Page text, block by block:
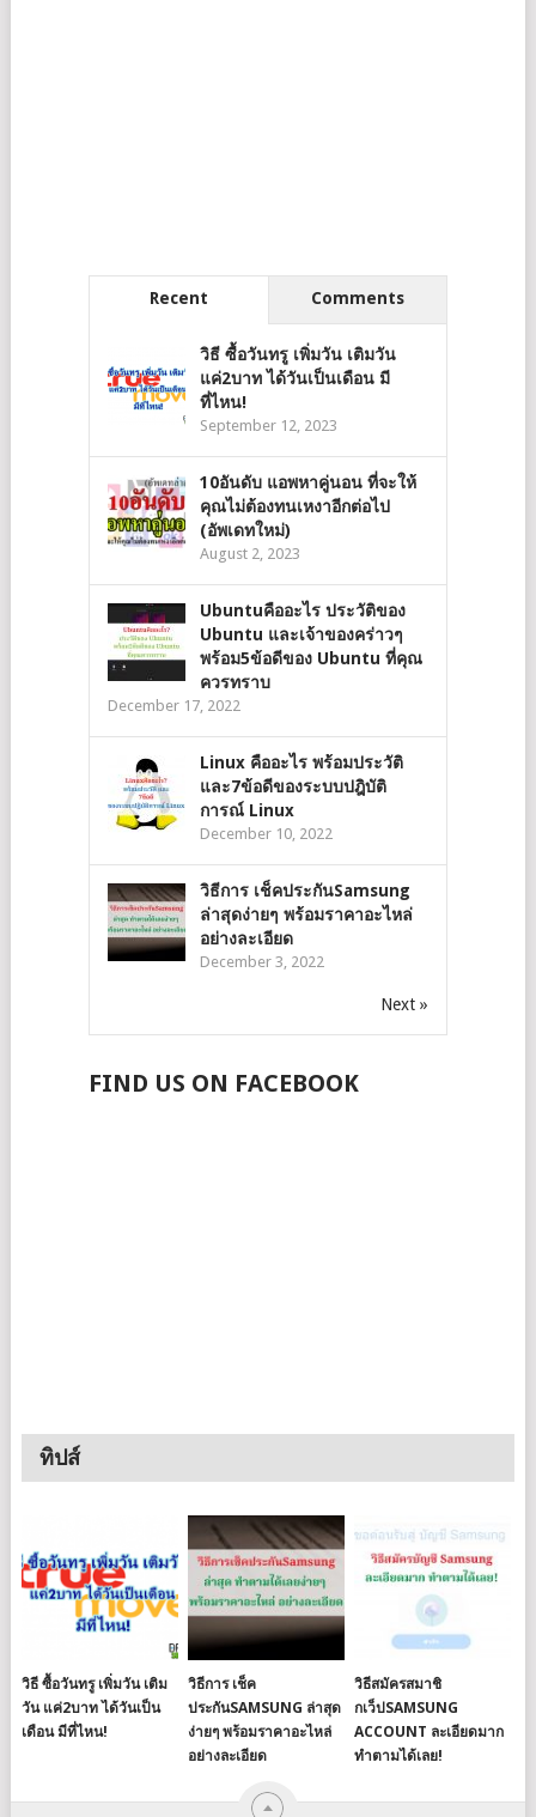
Recent Comments
วิธี ซื้อวันทรู เพิ่มวัน เติมวัน
แค่2บาท ได้วันเป็นเดือน มี
ที่ไหน!
September 12, 2023
10อันดับ แอพหาคู่นอน ที่จะให้
คุณไม่ต้องทนเหงาอีกต่อไป
(อัพเดทใหม่)
August 2, 2023
Ubuntuคืออะไร ประวัติของ
Ubuntu และเจ้าของคร่าวๆ
พร้อม5ข้อดีของ Ubuntu ที่คุณ
ควรทราบ
December 17, 2022
Linux คืออะไร พร้อมประวัติ
และ7ข้อดีของระบบปฎิบัติ
การณ์ Linux
December 10, 2022
วิธีการ เช็คประกันSamsung
ล่าสุดง่ายๆ พร้อมราคาอะไหล่
อย่างละเอียด
December 3, 2022
Next »
FIND US ON FACEBOOK
ทิปส์
วิธี ซื้อวันทรู เพิ่มวัน เติม
วัน แค่2บาท ได้วันเป็น
เดือน มีที่ไหน!
วิธีการ เช็ค
ประกันSAMSUNG ล่าสุด
ง่ายๆ พร้อมราคาอะไหล่
อย่างละเอียด
วิธีสมัครสมาชิ
กเว็ปSAMSUNG
ACCOUNT ละเอียดมาก
ทำตามได้เลย!